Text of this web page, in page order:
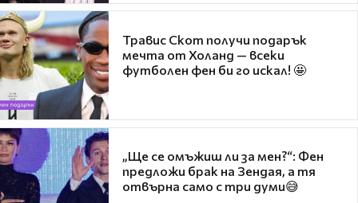
Травис Скот получи подарък
мечта от Холанд — всеки
футболен фен би го искал! 🤩
„Ще се омъжиш ли за мен?“: Фен
предложи брак на Зендая, а тя
отвърна само с три думи😅